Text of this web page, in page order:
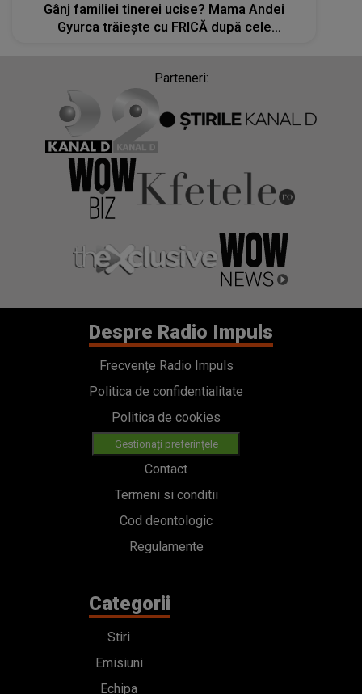
Gânj familiei tinerei ucise? Mama Andei
Gyurca trăiește cu FRICĂ după cele
Parteneri:
Despre Radio Impuls
Frecvențe Radio Impuls
Politica de confidentialitate
Politica de cookies
Gestionați preferințele
Contact
Termeni si conditii
Cod deontologic
Regulamente
Categorii
Stiri
Emisiuni
Echipa